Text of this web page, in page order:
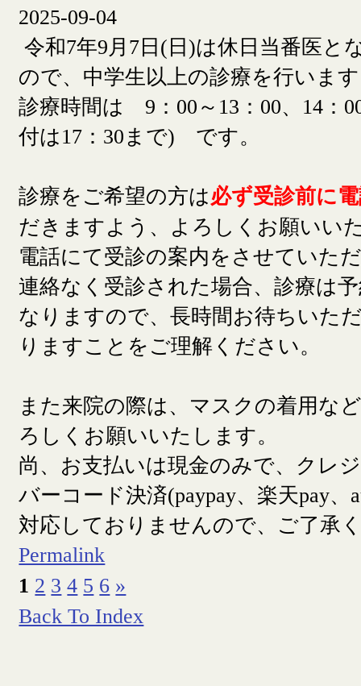
2025-09-04
令和7年9月7日(日)は休日当番医と
ので、中学生以上の診療を行います
診療時間は 9：00～13：00、14：
付は17：30まで) です。
診療をご希望の方は必ず受診前に
だきますよう、よろしくお願いい
電話にて受診の案内をさせていた
連絡なく受診された場合、診療は
なりますので、長時間お待ちいた
りますことをご理解ください。
また来院の際は、マスクの着用な
ろしくお願いいたします。
尚、お支払いは現金のみで、クレ
バーコード決済(paypay、楽天pay、
対応しておりませんので、ご了承
Permalink
1 2 3 4 5 6 »
Back To Index